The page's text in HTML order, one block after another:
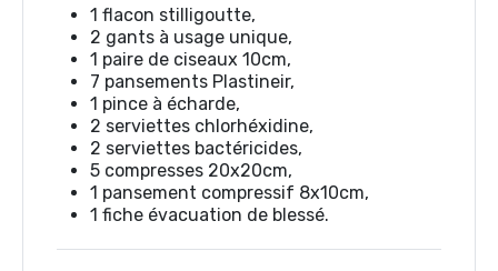
1 flacon stilligoutte,
2 gants à usage unique,
1 paire de ciseaux 10cm,
7 pansements Plastineir,
1 pince à écharde,
2 serviettes chlorhéxidine,
2 serviettes bactéricides,
5 compresses 20x20cm,
1 pansement compressif 8x10cm,
1 fiche évacuation de blessé.